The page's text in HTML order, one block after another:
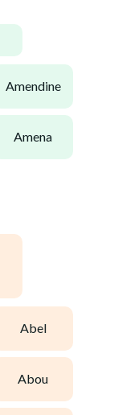
amendine
amena
abel
abou